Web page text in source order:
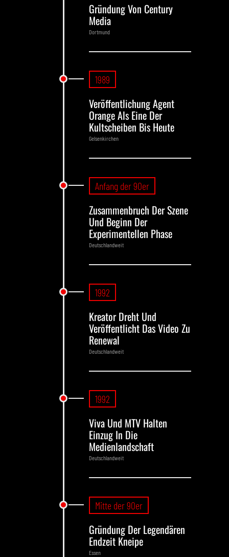
Gründung Von Century
Media
Dortmund
1989
Veröffentlichung Agent
Orange Als Eine Der
Kultscheiben Bis Heute
Gelsenkirchen
Anfang der 90er
Zusammenbruch Der Szene
Und Beginn Der
Experimentellen Phase
Deutschlandweit
1992
Kreator Dreht Und
Veröffentlicht Das Video Zu
Renewal
Deutschlandweit
1992
Viva Und MTV Halten
Einzug In Die
Medienlandschaft
Deutschlandweit
Mitte der 90er
Gründung Der Legendären
Endzeit Kneipe
Essen